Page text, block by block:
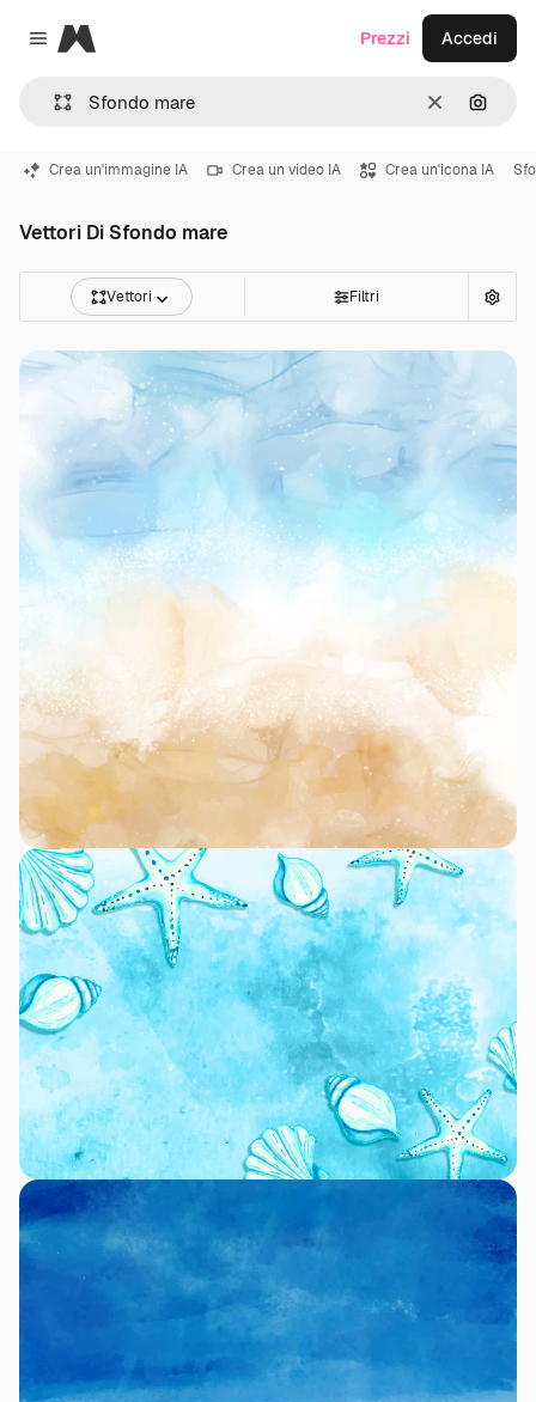
Close menu
Magnific
CancellaCerca
Prezzi Accedi
Crea un'immagine IA Crea un video IA Crea un'icona IA
Vettori Di Sfondo mare
Vettori Filtri